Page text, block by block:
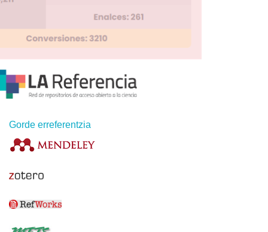
Gorde erreferentzia